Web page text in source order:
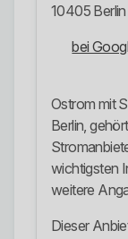
10405 Berlin
bei
Ostrom mit
Berlin,
wichtigsten
weitere
Dieser